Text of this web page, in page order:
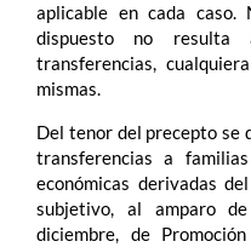
aplicable en cada caso.
dispuesto no
transferencias,
mismas.
Del tenor del precepto se
transferencias a
económicas derivadas
subjetivo, al amparo
diciembre, de